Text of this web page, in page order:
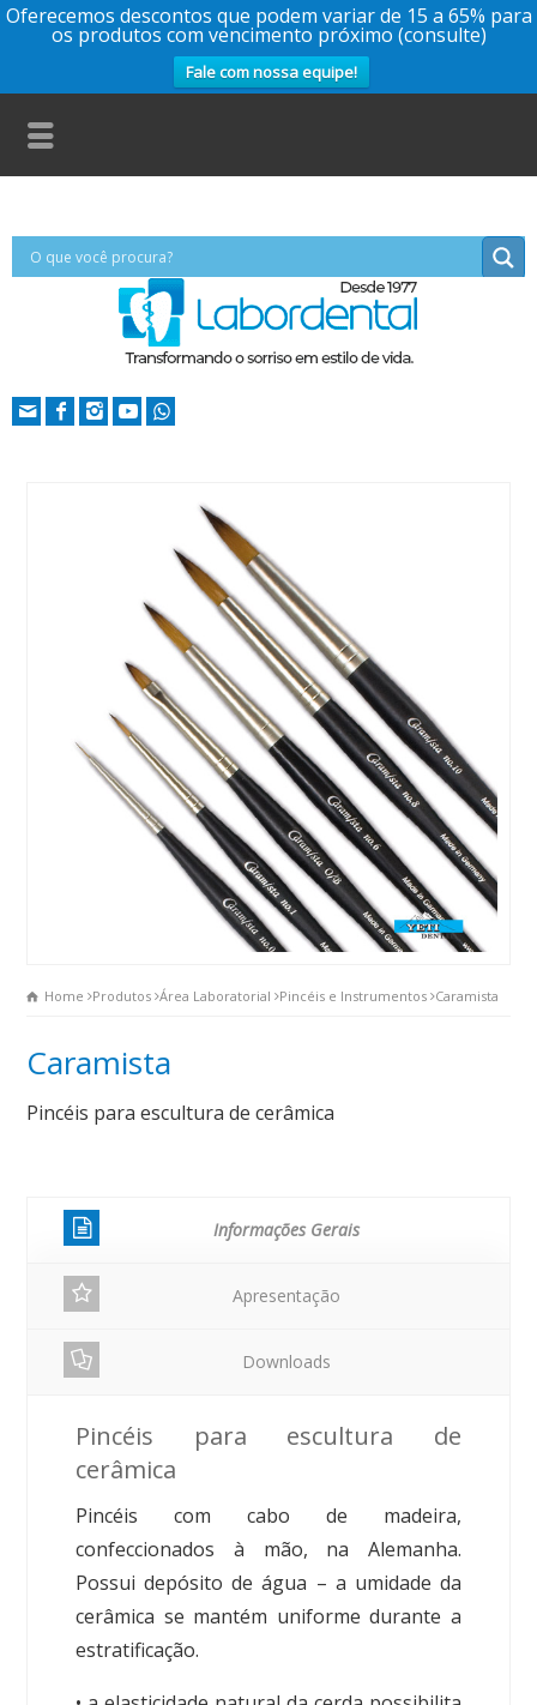
Oferecemos descontos que podem variar de 15 a 65% para
os produtos com vencimento próximo (consulte)
Fale com nossa equipe!
Home Produtos Área Laboratorial Pincéis e Instrumentos Caramista
Caramista
Pincéis para escultura de cerâmica
Informações Gerais
Apresentação
Downloads
Pincéis para escultura de
cerâmica
Pincéis com cabo de madeira,
confeccionados à mão, na Alemanha.
Possui depósito de água – a umidade da
cerâmica se mantém uniforme durante a
estratificação.